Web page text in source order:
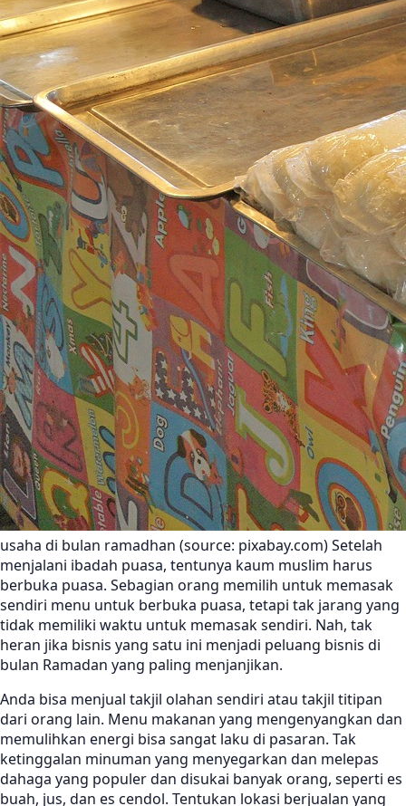
usaha di bulan ramadhan (source: pixabay.com) Setelah
menjalani ibadah puasa, tentunya kaum muslim harus
berbuka puasa. Sebagian orang memilih untuk memasak
sendiri menu untuk berbuka puasa, tetapi tak jarang yang
tidak memiliki waktu untuk memasak sendiri. Nah, tak
heran jika bisnis yang satu ini menjadi peluang bisnis di
bulan Ramadan yang paling menjanjikan.
Anda bisa menjual takjil olahan sendiri atau takjil titipan
dari orang lain. Menu makanan yang mengenyangkan dan
memulihkan energi bisa sangat laku di pasaran. Tak
ketinggalan minuman yang menyegarkan dan melepas
dahaga yang populer dan disukai banyak orang, seperti es
buah, jus, dan es cendol. Tentukan lokasi berjualan yang